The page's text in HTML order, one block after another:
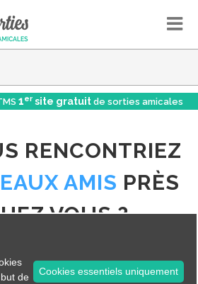
1er site gratuit de sorties amicales
RENCONTRIEZ
AMIS PRÈS
VOUS ?
nique ou un cinéma... et
Cookies essentiels uniquement
de